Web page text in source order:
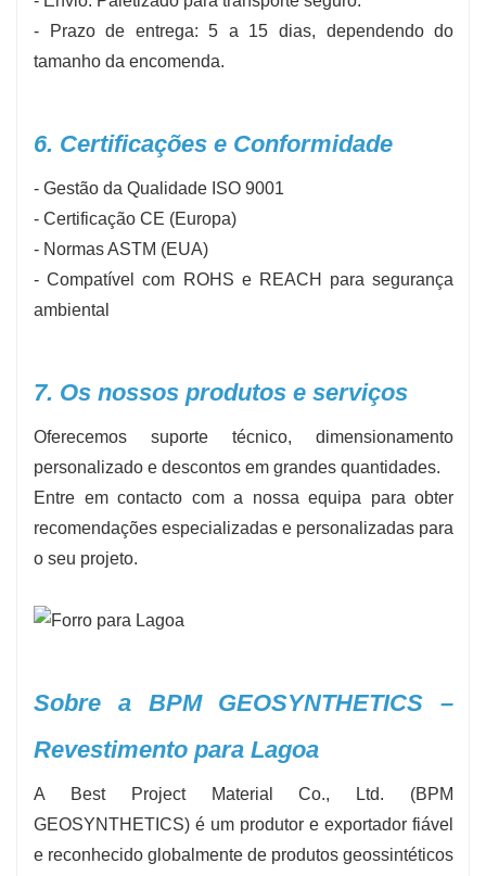
- Prazo de entrega: 5 a 15 dias, dependendo do
tamanho da encomenda.
6. Certificações e Conformidade
- Gestão da Qualidade ISO 9001
- Certificação CE (Europa)
- Normas ASTM (EUA)
- Compatível com ROHS e REACH para segurança
ambiental
7. Os nossos produtos e serviços
Oferecemos suporte técnico, dimensionamento
personalizado e descontos em grandes quantidades.
Entre em contacto com a nossa equipa para obter
recomendações especializadas e personalizadas para
o seu projeto.
Sobre a BPM GEOSYNTHETICS –
Revestimento para Lagoa
A Best Project Material Co., Ltd. (BPM
GEOSYNTHETICS) é um produtor e exportador fiável
e reconhecido globalmente de produtos geossintéticos